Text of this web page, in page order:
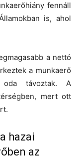
fennáll
is, ahol
a nettó
a munkaerő
távoztak. A
mert ott
hazai
az